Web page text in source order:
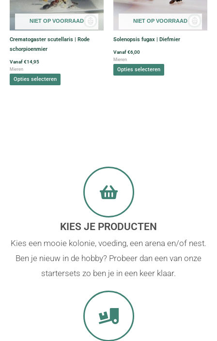
NIET OP VOORRAAD
Crematogaster scutellaris | Rode
schorpioenmier
Vanaf€14,95
Mieren
Opties selecteren
variaties.
Deze
optie
kan
gekozen
NIET OP VOORRAAD
Solenopsis fugax | Diefmier
Vanaf€6,00
Mieren
Opties selecteren
variaties.
Deze
optie
kan
gekozen
KIES JE PRODUCTEN
Kies een mooie kolonie, voeding, een arena en/of nest.
Ben je nieuw in de hobby? Probeer dan een van onze
startersets zo ben je in een keer klaar.